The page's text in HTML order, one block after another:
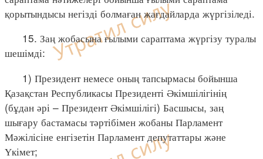
қорытындысы негізді болмаған жағдайларда жүргізіледі.
15. Заң жобасына ғылыми сараптама жүргізу туралы
шешімді:
1) Президент немесе оның тапсырмасы бойынша
Қазақстан Республикасы Президенті Әкімшілігінің
(бұдан әрі – Президент Әкімшілігі) Басшысы, заң
шығару бастамасы тәртібімен жобаны Парламент
Мәжілісіне енгізетін Парламент депутаттары және
Үкімет;